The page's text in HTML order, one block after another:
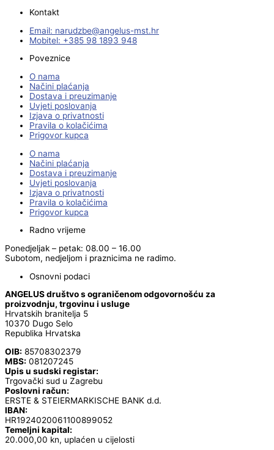
Kontakt
Email:
rh.tsm-sulegna
@ebzduran
Mobitel: +385 98 1893 948
Poveznice
O nama
Načini plaćanja
Dostava i preuzimanje
Uvjeti poslovanja
Izjava o privatnosti
Pravila o kolačićima
Prigovor kupca
O nama
Načini plaćanja
Dostava i preuzimanje
Uvjeti poslovanja
Izjava o privatnosti
Pravila o kolačićima
Prigovor kupca
Radno vrijeme
Ponedjeljak – petak: 08.00 – 16.00
Subotom, nedjeljom i praznicima ne radimo.
Osnovni podaci
ANGELUS društvo s ograničenom odgovornošću za
proizvodnju, trgovinu i usluge
Hrvatskih branitelja 5
10370 Dugo Selo
Republika Hrvatska
OIB: 85708302379
MBS: 081207245
Upis u sudski registar:
Trgovački sud u Zagrebu
Poslovni račun:
ERSTE & STEIERMARKISCHE BANK d.d.
IBAN:
HR1924020061100899052
Temeljni kapital:
20.000,00 kn, uplaćen u cijelosti